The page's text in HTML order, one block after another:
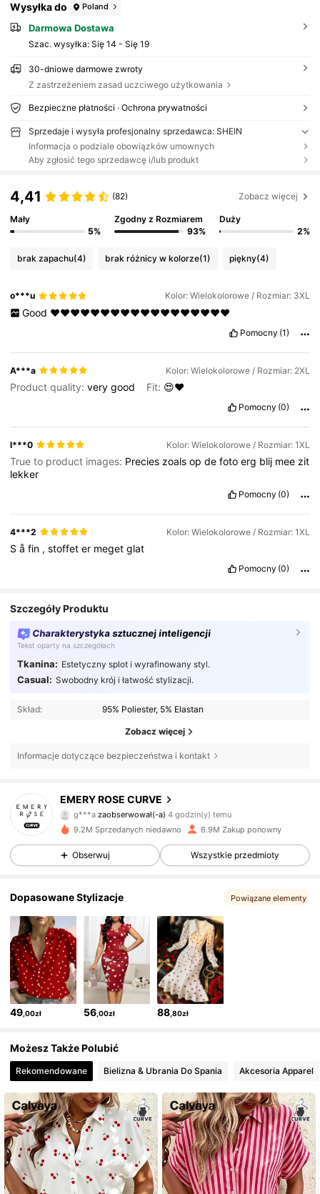
Wysyłka do Poland
Darmowa Dostawa
Szac. wysyłka: Się 14 - Się 19
30-dniowe darmowe zwroty
Z zastrzeżeniem zasad uczciwego użytkowania
Bezpieczne płatności · Ochrona prywatności
Sprzedaje i wysyła profesjonalny sprzedawca: SHEIN
Informacja o podziale obowiązków umownych
Aby zgłosić tego sprzedawcę i/lub produkt
4,41 (82) Zobacz więcej
Mały
5%
Zgodny z Rozmiarem
93%
Duży
2%
brak zapachu(4) brak różnicy w kolorze(1) piękny(4)
o***u Kolor: Wielokolorowe / Rozmiar: 3XL
Good ❤️❤️❤️❤️❤️❤️❤️❤️❤️❤️❤️❤️❤️❤️❤️❤️❤️❤️
Pomocny (1)
A***a Kolor: Wielokolorowe / Rozmiar: 2XL
Product quality:verygood Fit: 😍❤️
Pomocny (0)
l***0 Kolor: Wielokolorowe / Rozmiar: 1XL
True to product images: Precies zoalsopdefotoerg blij mee zit
lekker
Pomocny (0)
4***2 Kolor: Wielokolorowe / Rozmiar: 1XL
Såfin ,stoffeter megetglat
Pomocny (0)
Szczegóły Produktu
Charakterystyka sztucznej inteligencji
Tekst oparty na szczegółach
Tkanina: Estetyczny splot i wyrafinowany styl.
Casual: Swobodny krój i łatwość stylizacji.
Skład: 95% Poliester, 5% Elastan
Zobacz więcej
Informacje dotyczące bezpieczeństwa i kontakt
EMERY ROSE CURVE
g***azaobserwował(-a) 4 godzin(y) temu
1M Obserwujący
4,81 1M Obserwujący
4,81 1M Obserwujący
4,81 1M Obserwujący
4,81 1M Obserwujący
4,81 1M Obserwujący
9.2M Sprzedanych niedawno 6.9M Zakup ponowny
Obserwuj Wszystkie przedmioty
Dopasowane Stylizacje Powiązane elementy
49 ,00zł 56 ,00zł 88,80zł
Możesz Także Polubić
Rekomendowane Bielizna & Ubrania Do Spania Akcesoria Apparel